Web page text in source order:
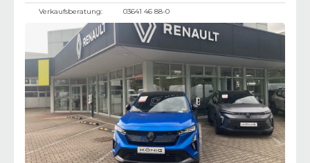
Verkaufsberatung:
03641 46 88-0